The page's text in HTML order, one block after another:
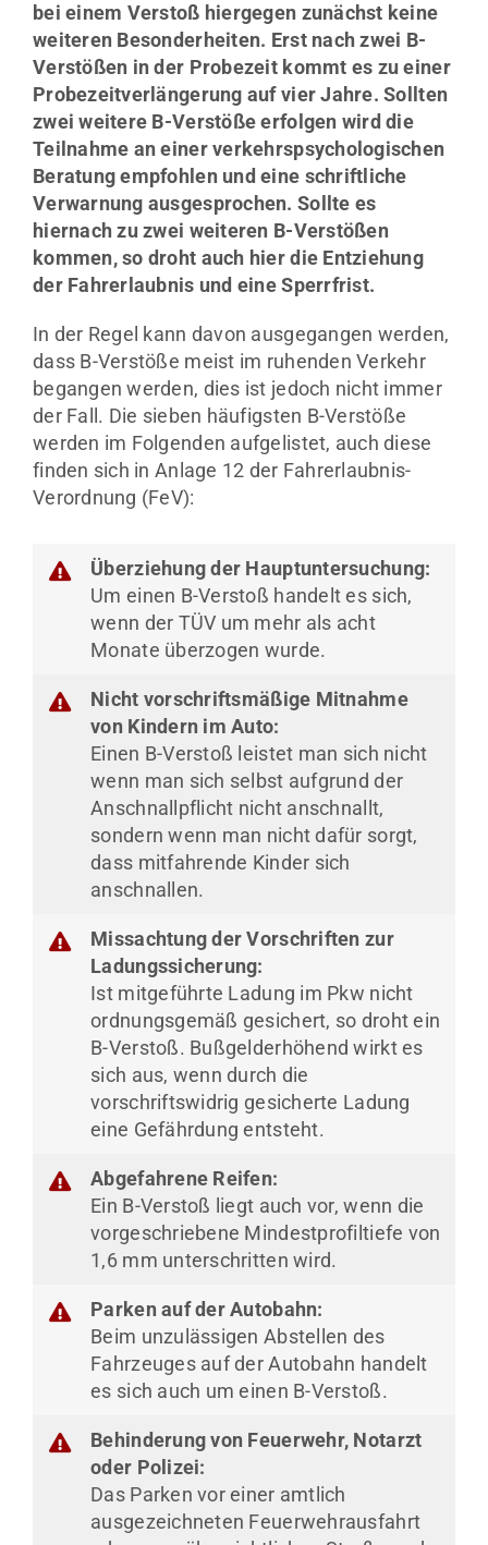
bei einem Verstoß hiergegen zunächst keine
weiteren Besonderheiten. Erst nach zwei B-
Verstößen in der Probezeit kommt es zu einer
Probezeitverlängerung auf vier Jahre. Sollten
zwei weitere B-Verstöße erfolgen wird die
Teilnahme an einer verkehrspsychologischen
Beratung empfohlen und eine schriftliche
Verwarnung ausgesprochen. Sollte es
hiernach zu zwei weiteren B-Verstößen
kommen, so droht auch hier die Entziehung
der Fahrerlaubnis und eine Sperrfrist.
In der Regel kann davon ausgegangen werden,
dass B-Verstöße meist im ruhenden Verkehr
begangen werden, dies ist jedoch nicht immer
der Fall. Die sieben häufigsten B-Verstöße
werden im Folgenden aufgelistet, auch diese
finden sich in Anlage 12 der Fahrerlaubnis-
Verordnung (FeV):
Überziehung der Hauptuntersuchung:
Um einen B-Verstoß handelt es sich,
wenn der TÜV um mehr als acht
Monate überzogen wurde.
Nicht vorschriftsmäßige Mitnahme
von Kindern im Auto:
Einen B-Verstoß leistet man sich nicht
wenn man sich selbst aufgrund der
Anschnallpflicht nicht anschnallt,
sondern wenn man nicht dafür sorgt,
dass mitfahrende Kinder sich
anschnallen.
Missachtung der Vorschriften zur
Ladungssicherung:
Ist mitgeführte Ladung im Pkw nicht
ordnungsgemäß gesichert, so droht ein
B-Verstoß. Bußgelderhöhend wirkt es
sich aus, wenn durch die
vorschriftswidrig gesicherte Ladung
eine Gefährdung entsteht.
Abgefahrene Reifen:
Ein B-Verstoß liegt auch vor, wenn die
vorgeschriebene Mindestprofiltiefe von
1,6 mm unterschritten wird.
Parken auf der Autobahn:
Beim unzulässigen Abstellen des
Fahrzeuges auf der Autobahn handelt
es sich auch um einen B-Verstoß.
Behinderung von Feuerwehr, Notarzt
oder Polizei:
Das Parken vor einer amtlich
ausgezeichneten Feuerwehrausfahrt